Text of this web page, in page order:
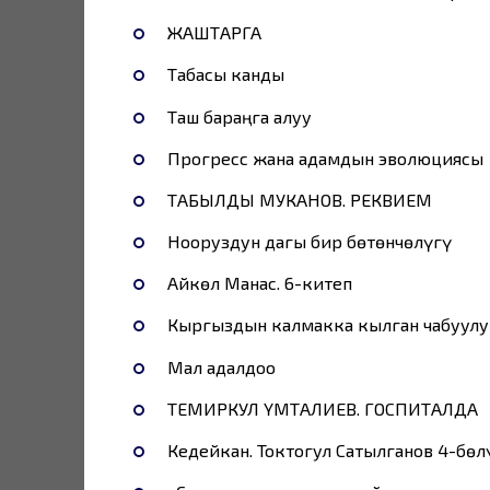
ЖАШТАРГА
Табасы канды
Таш бараңга алуу
Прогресс жана адамдын эволюциясы
ТАБЫЛДЫ МУКАНОВ. РЕКВИЕМ
Нооруздун дагы бир бөтөнчөлүгү
Айкөл Манас. 6-китеп
Кыргыздын калмакка кылган чабуулу
Мал адалдоо
ТЕМИРКУЛ ҮМӨТАЛИЕВ. ГОСПИТАЛДА
Кедейкан. Токтогул Сатылганов 4-